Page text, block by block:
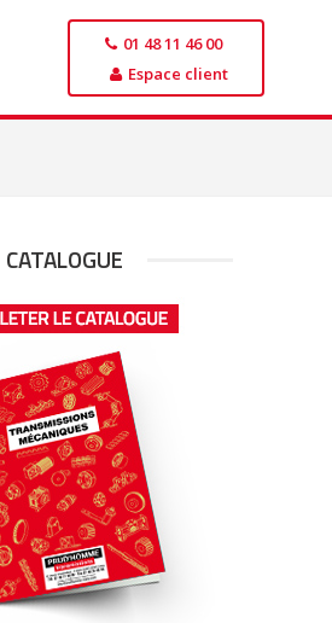
01 48 11 46 00
Espace client
CATALOGUE